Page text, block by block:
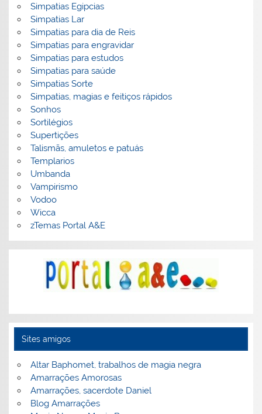
Simpatias Egipcias
Simpatias Lar
Simpatias para dia de Reis
Simpatias para engravidar
Simpatias para estudos
Simpatias para saúde
Simpatias Sorte
Simpatias, magias e feitiços rápidos
Sonhos
Sortilégios
Supertições
Talismãs, amuletos e patuás
Templarios
Umbanda
Vampirismo
Vodoo
Wicca
zTemas Portal A&E
Sites amigos
Altar Baphomet, trabalhos de magia negra
Amarrações Amorosas
Amarrações, sacerdote Daniel
Blog Amarrações